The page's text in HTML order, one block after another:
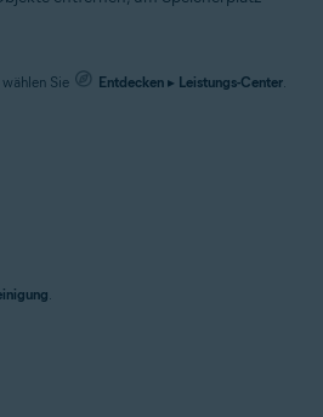
Sie Entdecken ▸ Leistungs-Center.